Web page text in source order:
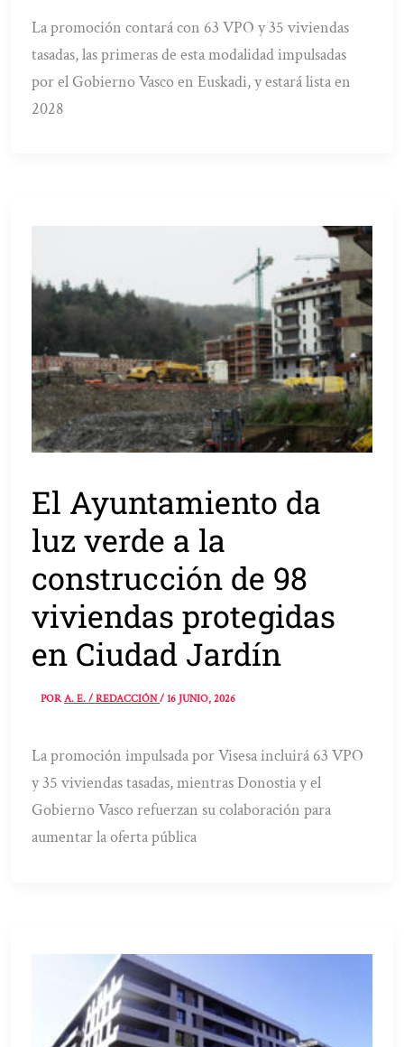
La promoción contará con 63 VPO y 35 viviendas
tasadas, las primeras de esta modalidad impulsadas
por el Gobierno Vasco en Euskadi, y estará lista en
2028
El Ayuntamiento da
luz verde a la
construcción de 98
viviendas protegidas
en Ciudad Jardín
PORA. E. / REDACCIÓN/16 JUNIO, 2026
La promoción impulsada por Visesa incluirá 63 VPO
y 35 viviendas tasadas, mientras Donostia y el
Gobierno Vasco refuerzan su colaboración para
aumentar la oferta pública